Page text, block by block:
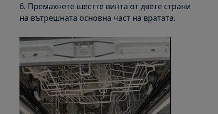
6. Премахнете шестте винта от двете страни
на вътрешната основна част на вратата.